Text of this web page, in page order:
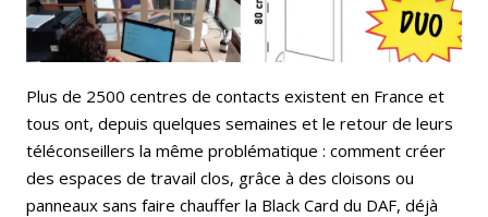
Plus de 2500 centres de contacts existent en France et
tous ont, depuis quelques semaines et le retour de leurs
téléconseillers la même problématique : comment créer
des espaces de travail clos, grâce à des cloisons ou
panneaux sans faire chauffer la Black Card du DAF, déjà